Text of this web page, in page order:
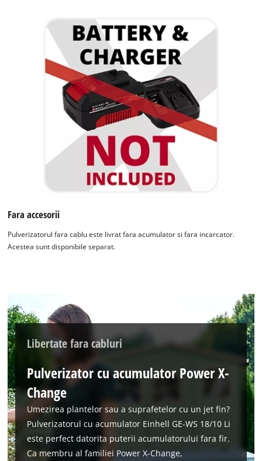
Fara accesorii
Pulverizatorul fara cablu este livrat fara acumulator si fara incarcator.
Acestea sunt disponibile separat.
Libertate fara cabluri
Pulverizator cu acumulator Power X-
Change
Umezirea plantelor sau a suprafetelor cu un jet fin?
Pulverizatorul cu acumulator Einhell GE-WS 18/10 Li
este perfect datorita puterii acumulatorului fara fir.
Ca membru al familiei Power X-Change,